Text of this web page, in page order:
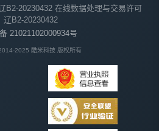
B2-20230432 在线数据处理与交易许可
辽B2-20230432
21021102000934号
2025 酷米科技 版权所有